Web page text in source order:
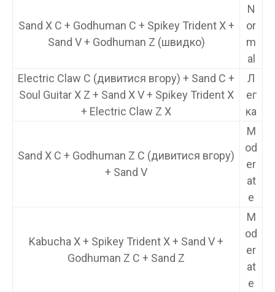
Sand X C + Godhuman C + Spikey Trident X +
Sand V + Godhuman Z (швидко)
N
or
m
al
Electric Claw C (дивитися вгору) + Sand C +
Soul Guitar X Z + Sand X V + Spikey Trident X
+ Electric Claw Z X
Л
ег
ка
Sand X C + Godhuman Z C (дивитися вгору)
+ Sand V
M
od
er
at
e
Kabucha X + Spikey Trident X + Sand V +
Godhuman Z C + Sand Z
M
od
er
at
e